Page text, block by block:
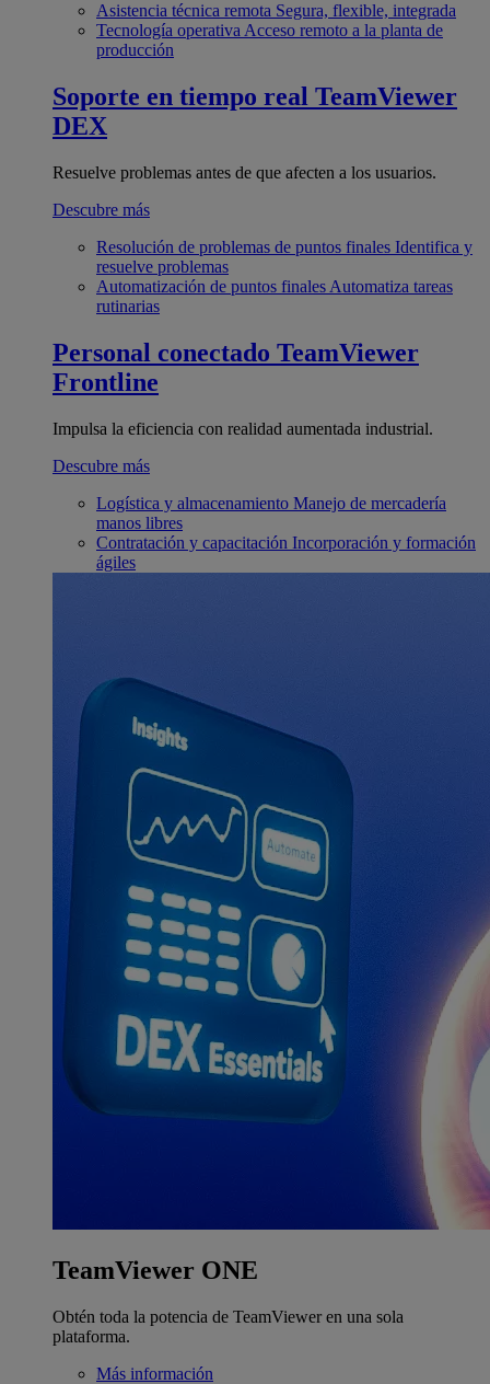
Asistencia técnica remota Segura, flexible, integrada
Tecnología operativa Acceso remoto a la planta de
producción
Soporte en tiempo real TeamViewer
DEX
Resuelve problemas antes de que afecten a los usuarios.
Descubre más
Resolución de problemas de puntos finales Identifica y
resuelve problemas
Automatización de puntos finales Automatiza tareas
rutinarias
Personal conectado TeamViewer
Frontline
Impulsa la eficiencia con realidad aumentada industrial.
Descubre más
Logística y almacenamiento Manejo de mercadería
manos libres
Contratación y capacitación Incorporación y formación
ágiles
TeamViewer ONE
Obtén toda la potencia de TeamViewer en una sola
plataforma.
Más información